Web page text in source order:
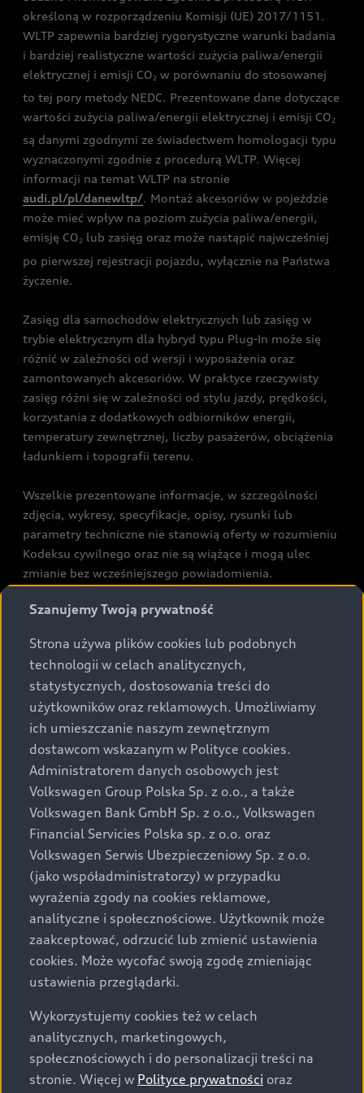
określoną w rozporządzeniu Komisji (UE) 2017/1151.
WLTP zapewnia bardziej rygorystyczne warunki badania
i bardziej realistyczne wartości zużycia paliwa/energii
elektrycznej i emisji CO2 w porównaniu do stosowanej
to tej pory metody NEDC. Prezentowane dane dotyczące
wartości zużycia paliwa/energii elektrycznej i emisji CO2
są danymi zgodnymi ze świadectwem homologacji typu
wyznaczonymi zgodnie z procedurą WLTP. Więcej
informacji na temat WLTP na stronie
audi.pl/pl/danewltp/. Montaż akcesoriów w pojeździe
może mieć wpływ na poziom zużycia paliwa/energii,
emisję CO2 lub zasięg oraz może nastąpić najwcześniej
po pierwszej rejestracji pojazdu, wyłącznie na Państwa
życzenie.
Zasięg dla samochodów elektrycznych lub zasięg w
trybie elektrycznym dla hybryd typu Plug-In może się
różnić w zależności od wersji i wyposażenia oraz
zamontowanych akcesoriów. W praktyce rzeczywisty
zasięg różni się w zależności od stylu jazdy, prędkości,
korzystania z dodatkowych odbiorników energii,
temperatury zewnętrznej, liczby pasażerów, obciążenia
ładunkiem i topografii terenu.
Wszelkie prezentowane informacje, w szczególności
zdjęcia, wykresy, specyfikacje, opisy, rysunki lub
parametry techniczne nie stanowią oferty w rozumieniu
Kodeksu cywilnego oraz nie są wiążące i mogą ulec
zmianie bez wcześniejszego powiadomienia.
rozumieniu art. 5561§2 Kodeksu cywilnego oraz art.
Podane kwoty są rekomendowane i obejmują podatek
VAT (23%), chyba że inaczej zaznaczono.
Audi zastrzega sobie możliwość wprowadzenia zmian w
prezentowanych wersjach. Przedstawione detale
wyposażenia mogą różnić się od specyfikacji
przewidzianej na rynek polski. Zamieszczone zdjęcia
mogą przedstawiać wyposażenie opcjonalne, dostępne
za dopłatą. Wiążące ustalenie ceny, wyposażenia i
specyfikacji pojazdu następują w umowie sprzedaży, a
określenie parametrów technicznych zawiera
świadectwo homologacji typu pojazdu. Zastrzegamy
sobie prawo do zmian i pomyłek. Wszelkie informacje
prezentowane na stronie są aktualne na dzień ich
zamieszczania. W celu uzyskania najnowszych
informacji prosimy kontaktować się z Partnerem Marki
Audi.
Wszystkie produkowane obecnie samochody marki Audi
są wykonywane z materiałów spełniających pod
względem możliwości odzysku i recyklingu wymagania
określone w normie ISO 22628 i są zgodne z
Szanujemy Twoją prywatność
Strona używa plików cookies lub podobnych
technologii w celach analitycznych,
statystycznych, dostosowania treści do
użytkowników oraz reklamowych. Umożliwiamy
ich umieszczanie naszym zewnętrznym
dostawcom wskazanym w Polityce cookies.
Administratorem danych osobowych jest
Volkswagen Group Polska Sp. z o.o., a także
Volkswagen Bank GmbH Sp. z o.o., Volkswagen
Financial Servicies Polska sp. z o.o. oraz
Volkswagen Serwis Ubezpieczeniowy Sp. z o.o.
(jako współadministratorzy) w przypadku
wyrażenia zgody na cookies reklamowe,
analityczne i społecznościowe. Użytkownik może
zaakceptować, odrzucić lub zmienić ustawienia
cookies. Może wycofać swoją zgodę zmieniając
ustawienia przeglądarki.
Wykorzystujemy cookies też w celach
analitycznych, marketingowych,
społecznościowych i do personalizacji treści na
stronie. Więcej w Polityce prywatności oraz